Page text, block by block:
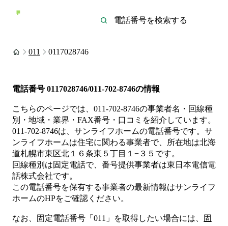
011 0117028746
電話番号 0117028746/011-702-8746の情報
こちらのページでは、 011-702-8746の事業者名・回線種
別・地域・業界・FAX番号・口コミを紹介しています。
011-702-8746は、 サンライフホームの電話番号です。 サ
ンライフホームは住宅に関わる事業者で、所在地は北海
道札幌市東区北１６条東５丁目１−３５ です。
回線種別は固定電話で、番号提供事業者は東日本電信電
話株式会社です。
この電話番号を保有する事業者の最新情報はサンライフ
ホームのHPをご確認ください。
なお、固定電話番号「 011 」を取得したい場合には、
固